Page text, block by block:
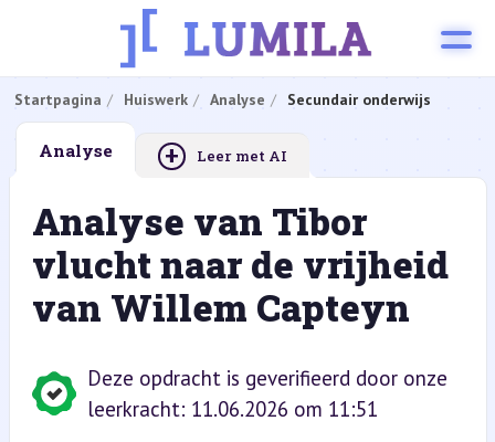
Startpagina Huiswerk Analyse Secundair onderwijs
Analyse + Leer met AI
Analyse van Tibor
vlucht naar de vrijheid
van Willem Capteyn
Deze opdracht is geverifieerd door onze
leerkracht: 11.06.2026 om 11:51